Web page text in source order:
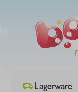
Lagerware